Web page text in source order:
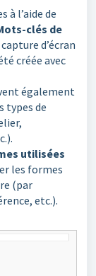
à l’aide de
clés de
d’écran
créée avec
également
types de
utilisées
les formes
(par
etc.).